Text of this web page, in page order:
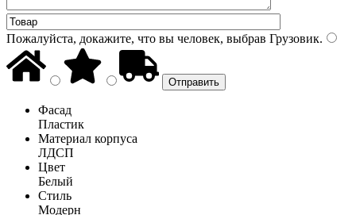
Пожалуйста, докажите, что вы человек, выбрав Грузовик.
Фасад
Пластик
Материал корпуса
ЛДСП
Цвет
Белый
Стиль
Модерн